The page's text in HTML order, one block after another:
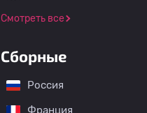
Смотреть все
Сборные
Россия
Франция